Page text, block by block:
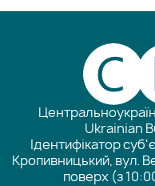
Ukrainian
Ідентифікатор
Кропивницький, вул.
поверх (з